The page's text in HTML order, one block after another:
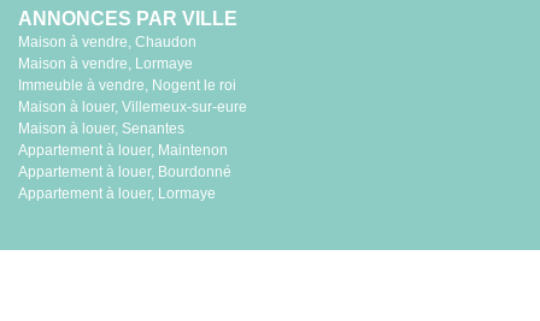
ANNONCES PAR VILLE
Maison à vendre, Chaudon
Maison à vendre, Lormaye
Immeuble à vendre, Nogent le roi
Maison à louer, Villemeux-sur-eure
Maison à louer, Senantes
Appartement à louer, Maintenon
Appartement à louer, Bourdonné
Appartement à louer, Lormaye